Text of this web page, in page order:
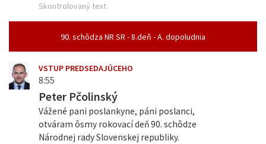
Skontrolovaný text
90. schôdza NR SR - 8.deň - A. dopoludnia
VSTUP PREDSEDAJÚCEHO
8:55
Peter Pčolinský
Vážené pani poslankyne, páni poslanci,
otváram ôsmy rokovací deň 90. schôdze
Národnej rady Slovenskej republiky.